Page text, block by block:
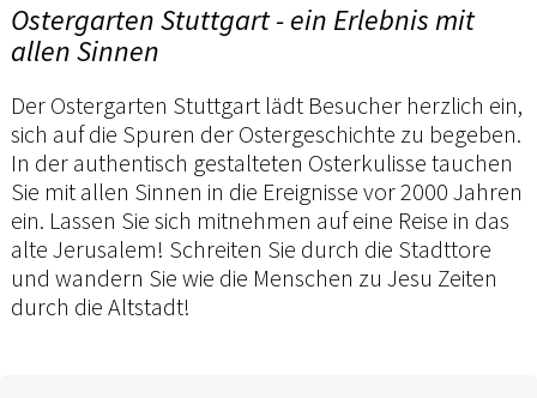
Ostergarten Stuttgart - ein Erlebnis mit
allen Sinnen
Der Ostergarten Stuttgart lädt Besucher herzlich ein,
sich auf die Spuren der Ostergeschichte zu begeben.
In der authentisch gestalteten Osterkulisse tauchen
Sie mit allen Sinnen in die Ereignisse vor 2000 Jahren
ein. Lassen Sie sich mitnehmen auf eine Reise in das
alte Jerusalem! Schreiten Sie durch die Stadttore
und wandern Sie wie die Menschen zu Jesu Zeiten
durch die Altstadt!